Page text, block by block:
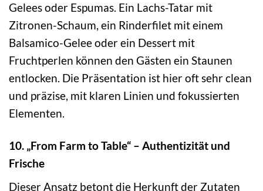
Gelees oder Espumas. Ein Lachs-Tatar mit
Zitronen-Schaum, ein Rinderfilet mit einem
Balsamico-Gelee oder ein Dessert mit
Fruchtperlen können den Gästen ein Staunen
entlocken. Die Präsentation ist hier oft sehr clean
und präzise, mit klaren Linien und fokussierten
Elementen.
10. „From Farm to Table“ – Authentizität und
Frische
Dieser Ansatz betont die Herkunft der Zutaten